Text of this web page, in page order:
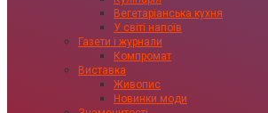
Вегетаріанська кухня
У світі напоїв
Газети і журнали
Компромат
Виставка
Живопис
Новинки моди